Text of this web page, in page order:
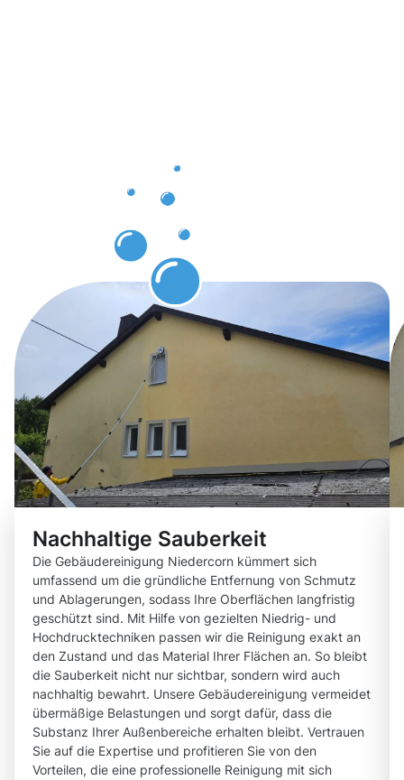
Nachhaltige Sauberkeit
Die Gebäudereinigung Niedercorn kümmert sich
umfassend um die gründliche Entfernung von Schmutz
und Ablagerungen, sodass Ihre Oberflächen langfristig
geschützt sind. Mit Hilfe von gezielten Niedrig- und
Hochdrucktechniken passen wir die Reinigung exakt an
den Zustand und das Material Ihrer Flächen an. So bleibt
die Sauberkeit nicht nur sichtbar, sondern wird auch
nachhaltig bewahrt. Unsere Gebäudereinigung vermeidet
übermäßige Belastungen und sorgt dafür, dass die
Substanz Ihrer Außenbereiche erhalten bleibt. Vertrauen
Sie auf die Expertise und profitieren Sie von den
Vorteilen, die eine professionelle Reinigung mit sich